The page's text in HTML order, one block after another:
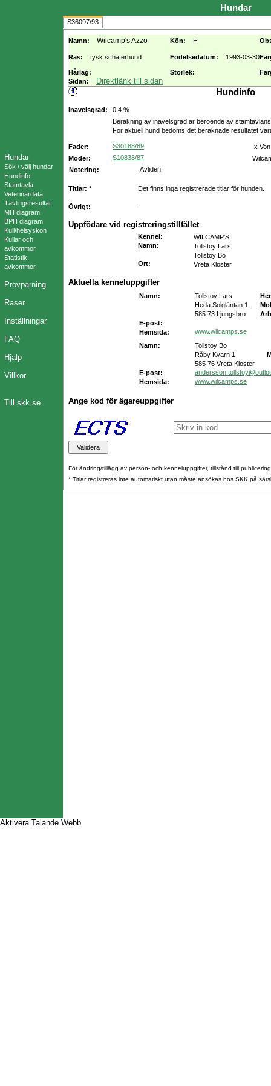
Hundar
Sök / välj hundar
Hundinfo
Stamtavla
Veterinärdata
Tävlingsresultat
MH diagram
BPH diagram
Kull/helsyskon
Kullar och
avkommor
Statistik
avkommor
Provparning
Raser
Inställningar
FAQ
Hjälp
Villkor
Till skk.se
Hundar
S36097/93
Namn: Wilcamp's Azzo Kön: H
Ras: tysk schäferhund Födelsedatum: 1993-03-30
Hårlag: Storlek:
Sidan:
Direktlänk till sidan
Hundinfo
Inavelsgrad:
0,4 %
Beräkning av inavelsgrad är beroende av
För aktuell hund bedöms det beräknade resultatet
Fader: S30188/89
Ix
Moder:
S10838/87
Notering:
Avliden
Titlar: * Det finns inga registrerade titlar för hunden.
Övrigt: -
Uppfödare vid registreringstillfället
Kennel :
WILCAMP'S
Namn:
Tollstoy Lars
Tollstoy Bo
Ort: Vreta Kloster
Aktuella kenneluppgifter
Namn: Tollstoy Lars
Heda Solgläntan 1
585 73 Ljungsbro
E-post:
Hemsida:
www.wilcamps.se
Namn:
Tollstoy Bo
Råby Kvarn 1
585 76 Vreta Kloster
E-post:
Hemsida:
www.wilcamps.se
Ange kod för ägareuppgifter
För ändring/tillägg av person- och kenneluppgifter, tillstånd till
* Titlar registreras inte automatiskt utan måste ansökas hos SKK på
Aktivera Talande Webb